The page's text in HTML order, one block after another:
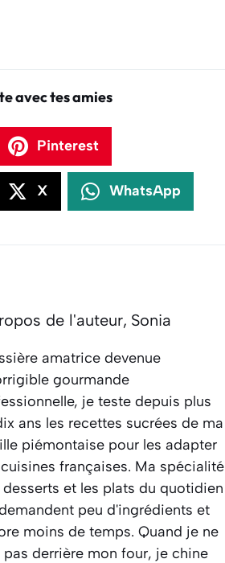
avec tes amies
Pinterest
X WhatsApp
de l'auteur, Sonia
amatrice devenue
gourmande
je teste depuis plus
ans les recettes sucrées de ma
piémontaise pour les adapter
françaises. Ma spécialité
desserts et les plats du quotidien
peu d'ingrédients et
moins de temps. Quand je ne
pas derrière mon four, je chine